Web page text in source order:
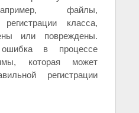
файлы,
класса,
или повреждены.
в процессе
которая может
регистрации